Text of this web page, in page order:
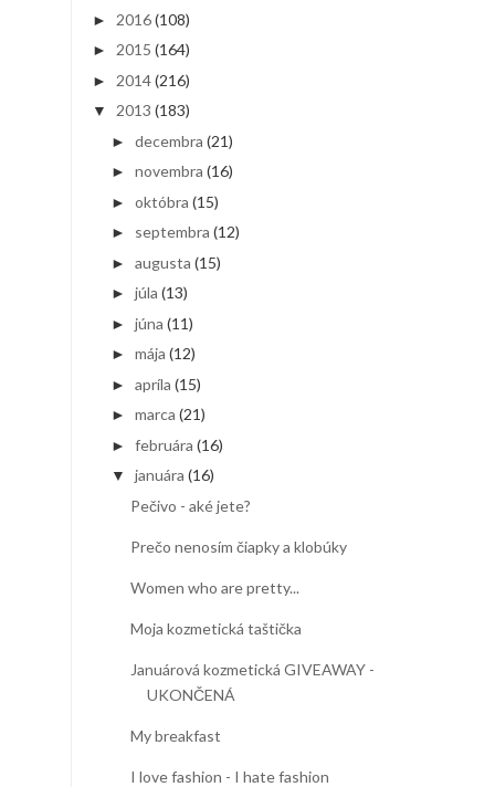
► 2016(108)
► 2015 (164)
► 2014(216)
▼ 2013 (183)
► decembra (21)
► novembra (16)
► októbra (15)
► septembra (12)
► augusta (15)
► júla (13)
► júna (11)
► mája (12)
► apríla (15)
► marca (21)
► februára (16)
▼ januára (16)
Pečivo - aké jete?
Prečo nenosím čiapky a klobúky
Women who are pretty...
Moja kozmetická taštička
Januárová kozmetická GIVEAWAY -
UKONČENÁ
My breakfast
I love fashion - I hate fashion